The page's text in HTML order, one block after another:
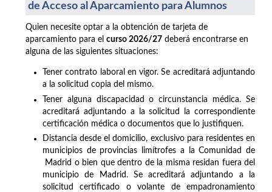
de Acceso al Aparcamiento para Alumnos
Quien necesite optar a la obtención de tarjeta de
aparcamiento para el curso 2026/27 deberá encontrarse en
alguna de las siguientes situaciones:
Tener contrato laboral en vigor. Se acreditará adjuntando
a la solicitud copia del mismo.
Tener alguna discapacidad o circunstancia médica. Se
acreditará adjuntando a la solicitud la correspondiente
certificación médica o documentos que lo justifiquen.
Distancia desde el domicilio, exclusivo para residentes en
municipios de provincias limítrofes a la Comunidad de
Madrid o bien que dentro de la misma residan fuera del
municipio de Madrid. Se acreditará adjuntando a la
solicitud certificado o volante de empadronamiento